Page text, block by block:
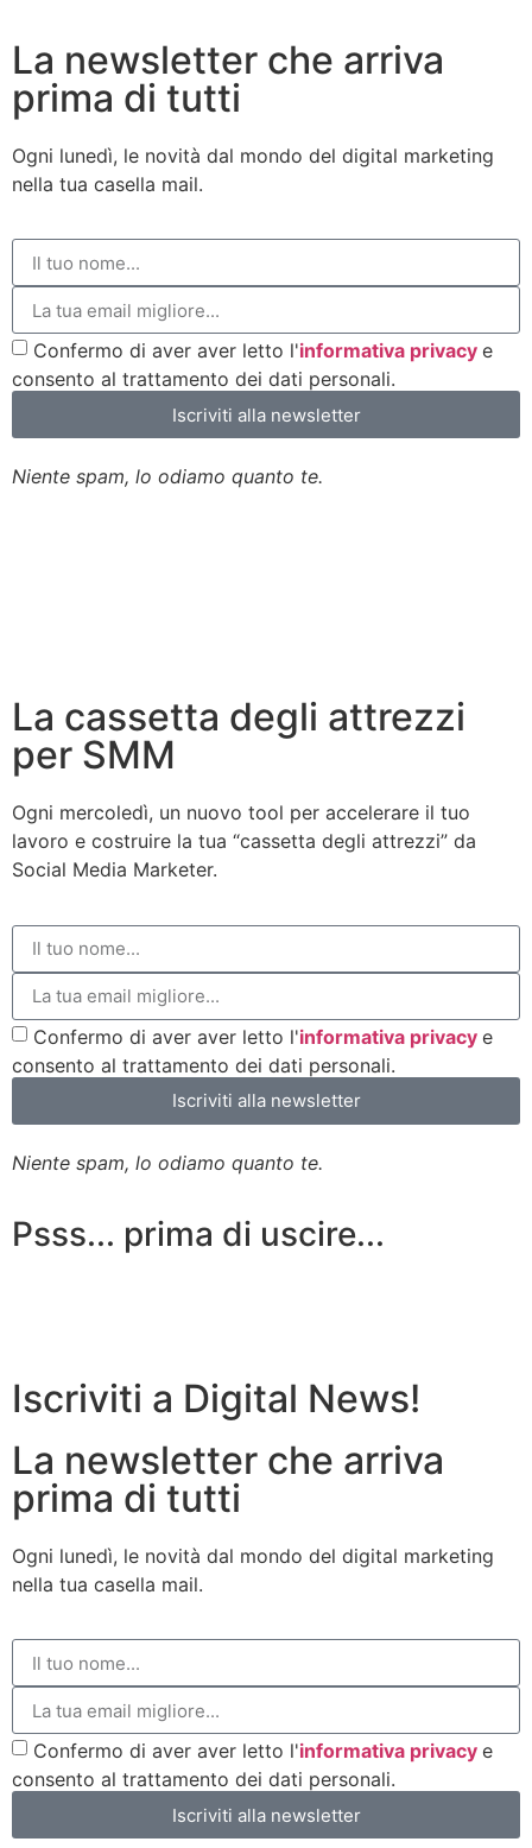
La newsletter che arriva
prima di tutti
Ogni lunedì, le novità dal mondo del digital marketing
nella tua casella mail.
Confermo di aver aver letto l'informativa privacy e
consento al trattamento dei dati personali.
Iscriviti alla newsletter
Niente spam, lo odiamo quanto te.
La cassetta degli attrezzi
per SMM
Ogni mercoledì, un nuovo tool per accelerare il tuo
lavoro e costruire la tua “cassetta degli attrezzi” da
Social Media Marketer.
Confermo di aver aver letto l'informativa privacy e
consento al trattamento dei dati personali.
Iscriviti alla newsletter
Niente spam, lo odiamo quanto te.
Psss... prima di uscire...
Iscriviti a Digital News!
La newsletter che arriva
prima di tutti
Ogni lunedì, le novità dal mondo del digital marketing
nella tua casella mail.
Confermo di aver aver letto l'informativa privacy e
consento al trattamento dei dati personali.
Iscriviti alla newsletter